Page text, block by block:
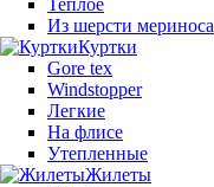
Теплое
Из шерсти мериноса
Куртки
Gore tex
Windstopper
Легкие
На флисе
Утепленные
Жилеты